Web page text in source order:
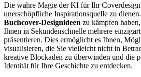
Die wahre Magie der KI für Ihr Coverdesign
unerschöpfliche Inspirationsquelle zu
Buchcover-Designideen zu kämpfen
Ihnen in Sekundenschnelle mehrere
präsentieren. Dies ermöglicht es Ihnen,
visualisieren, die Sie vielleicht nicht in
kreative Blockaden zu überwinden und die
Identität für Ihre Geschichte zu entdecken.